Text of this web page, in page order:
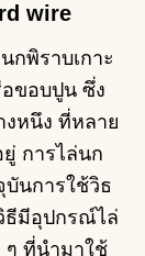
wire
พิราบเกาะ
ขอบปูน ซึ่ง
หนึง ที่หลาย
การไล่นก
นการใช้วิธ
ธีมีอุปกรณ์ไล่
ที่นำมาใช้